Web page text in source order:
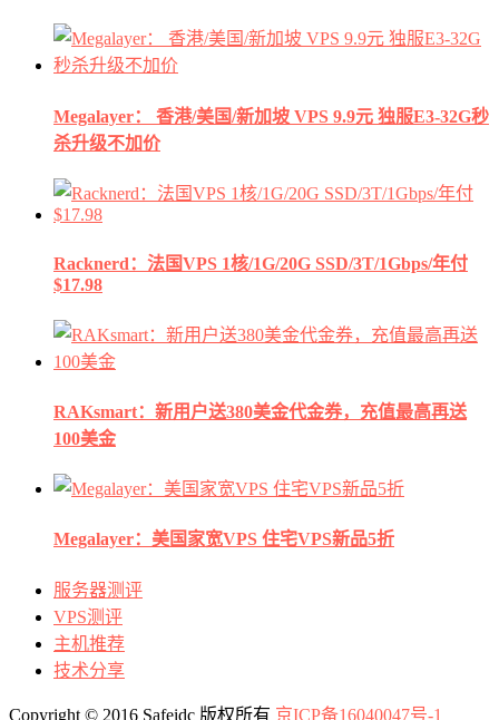
Megalayer： 香港/美国/新加坡 VPS 9.9元 独服E3-32G秒
杀升级不加价
Racknerd：法国VPS 1核/1G/20G SSD/3T/1Gbps/年付
$17.98
RAKsmart：新用户送380美金代金券，充值最高再送
100美金
Megalayer：美国家宽VPS 住宅VPS新品5折
服务器测评
VPS测评
主机推荐
技术分享
Copyright © 2016 Safeidc 版权所有 京ICP备16040047号-1